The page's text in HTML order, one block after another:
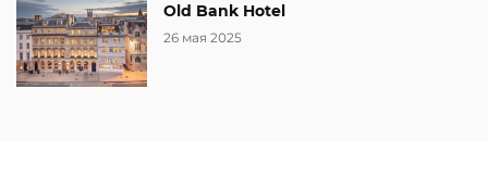
Old Bank Hotel
26 мая 2025